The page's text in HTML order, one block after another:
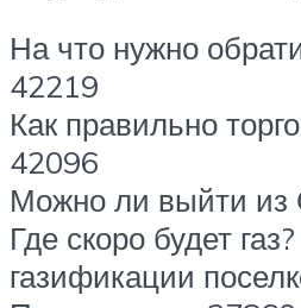
На что нужно
42219
Как правильно
42096
Можно ли выйти
Где скоро будет
газификации